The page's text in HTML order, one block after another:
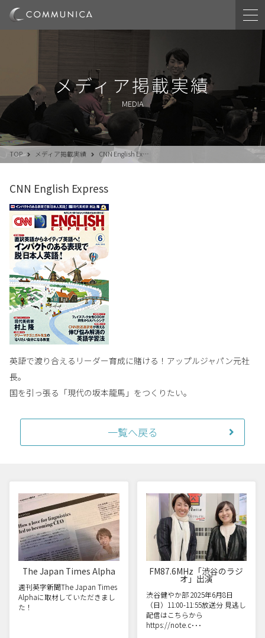
メディア掲載実績
MEDIA
TOP メディア掲載実績 CNN English Ex…
CNN English Express
英語で渡り合えるリーダー育成に賭ける！アップルジャパン元社
長。
国を引っ張る「現代の坂本龍馬」をつくりたい。
一覧へ戻る
The Japan Times Alpha
週刊英字新聞The Japan Times
Alphaに取材していただきまし
た！
FM87.6MHz「渋谷のラジ
オ」出演
渋谷健やか部 2025年6月8日
（日）11:00-11:55放送分 見逃し
配信はこちらから
https://note.c･･･